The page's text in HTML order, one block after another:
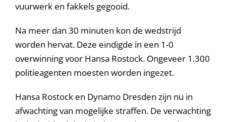
vuurwerk en fakkels gegooid.
Na meer dan 30 minuten kon de wedstrijd
worden hervat. Deze eindigde in een 1-0
overwinning voor Hansa Rostock. Ongeveer 1.300
politieagenten moesten worden ingezet.
Hansa Rostock en Dynamo Dresden zijn nu in
afwachting van mogelijke straffen. De verwachting